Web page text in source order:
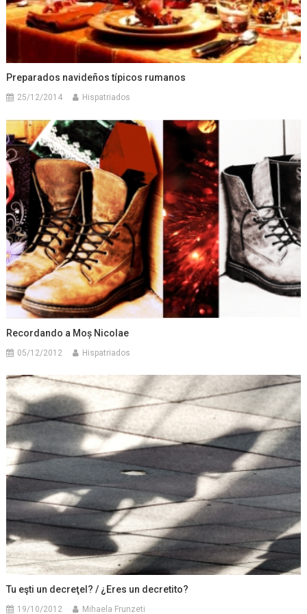
Preparados navideños típicos rumanos
25/12/2014 Hispatriados
Recordando a Moș Nicolae
05/12/2012 Hispatriados
Tu eşti un decreţel? / ¿Eres un decretito?
19/10/2012 Mihaela Frunzeti